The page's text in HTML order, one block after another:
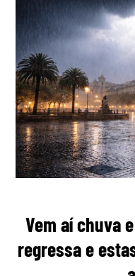
Vem aí chuva
regressa e